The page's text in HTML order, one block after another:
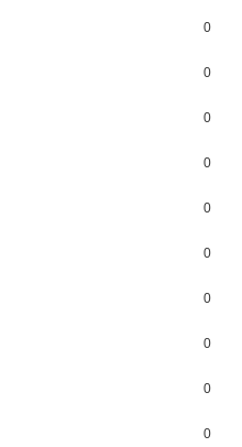
0
0
0
0
0
0
0
0
0
0